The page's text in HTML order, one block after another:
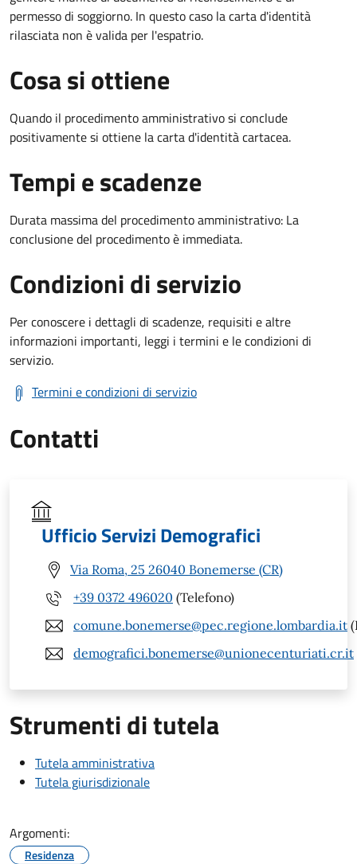
permesso di soggiorno. In questo caso la carta d'identità
rilasciata non è valida per l'espatrio.
Cosa si ottiene
Quando il procedimento amministrativo si conclude
positivamente si ottiene la carta d'identità cartacea.
Tempi e scadenze
Durata massima del procedimento amministrativo: La
conclusione del procedimento è immediata.
Condizioni di servizio
Per conoscere i dettagli di scadenze, requisiti e altre
informazioni importanti, leggi i termini e le condizioni di
servizio.
Termini e condizioni di servizio
Contatti
Ufficio Servizi Demografici
Via Roma, 25 26040 Bonemerse (CR)
+39 0372 496020 (Telefono)
comune.bonemerse@pec.regione.lombardia.it
demografici.bonemerse@unionecenturiati.cr.it
Strumenti di tutela
Tutela amministrativa
Tutela giurisdizionale
Argomenti:
Residenza